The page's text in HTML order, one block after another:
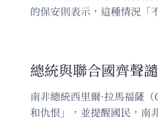
的保安則表示，這種情況「
總統與聯合國齊聲
南非總統西里爾·拉馬福薩
和仇恨」，並提醒國民，南